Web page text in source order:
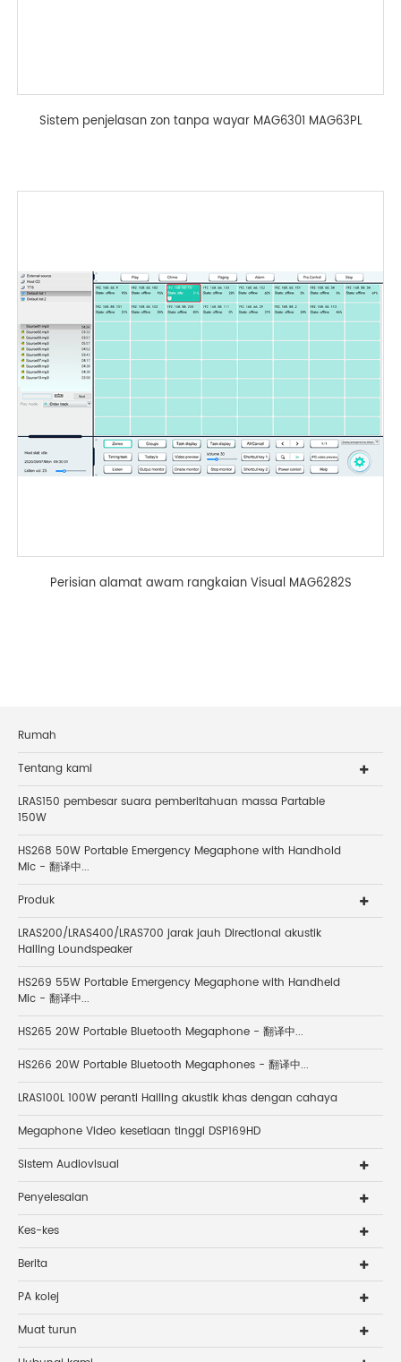
Sistem penjelasan zon tanpa wayar MAG6301 MAG63PL
Perisian alamat awam rangkaian Visual MAG6282S
Rumah
Tentang kami
LRAS150 pembesar suara pemberitahuan massa Partable
150W
HS268 50W Portable Emergency Megaphone with Handhold
Mic - 翻译中...
Produk
LRAS200/LRAS400/LRAS700 jarak jauh Directional akustik
Hailing Loundspeaker
HS269 55W Portable Emergency Megaphone with Handheld
Mic - 翻译中...
HS265 20W Portable Bluetooth Megaphone - 翻译中...
HS266 20W Portable Bluetooth Megaphones - 翻译中...
LRAS100L 100W peranti Hailing akustik khas dengan cahaya
Megaphone Video kesetiaan tinggi DSP169HD
Sistem Audiovisual
Penyelesaian
Kes-kes
Berita
PA kolej
Muat turun